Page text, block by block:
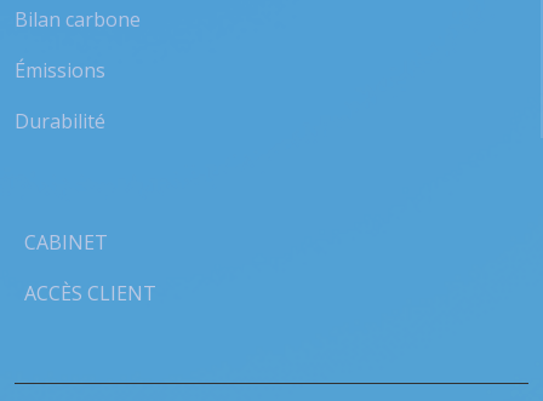
Bilan carbone
Émissions
Durabilité
CABINET
ACCÈS CLIENT